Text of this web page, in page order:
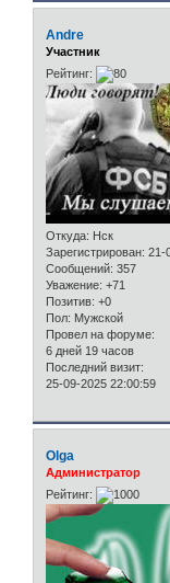
Andre
Участник
Рейтинг:
Откуда: Нск
Зарегистрирован: 21-
Сообщений: 357
Уважение: +71
Позитив: +0
Пол: Мужской
Провел на форуме:
6 дней 19 часов
Последний визит:
25-09-2025 22:00:59
Olga
Администратор
Рейтинг: